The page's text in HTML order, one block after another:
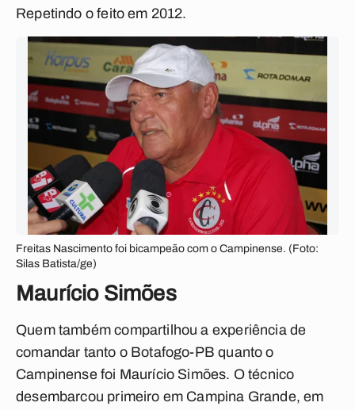
Repetindo o feito em 2012.
Freitas Nascimento foi bicampeão com o Campinense. (Foto:
Silas Batista/ge)
Maurício Simões
Quem também compartilhou a experiência de
comandar tanto o Botafogo-PB quanto o
Campinense foi Maurício Simões. O técnico
desembarcou primeiro em Campina Grande, em